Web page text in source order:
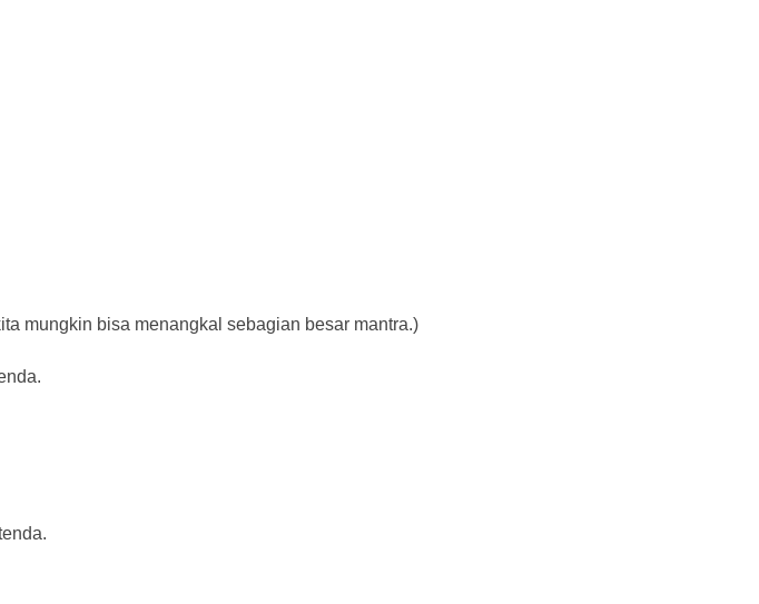
mungkin bisa menangkal sebagian besar mantra.)